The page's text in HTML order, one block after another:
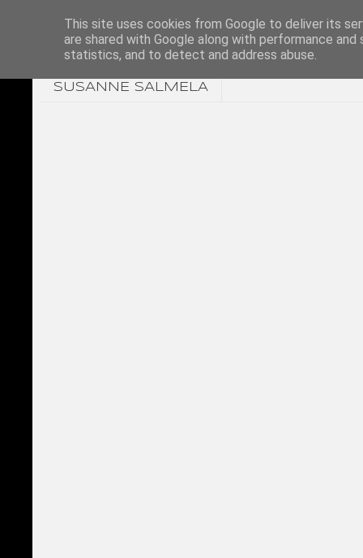
SUSANNE SALMELA
This site uses cookies from Google to deliver its
are shared with Google along with performance
statistics, and to detect and address abuse.